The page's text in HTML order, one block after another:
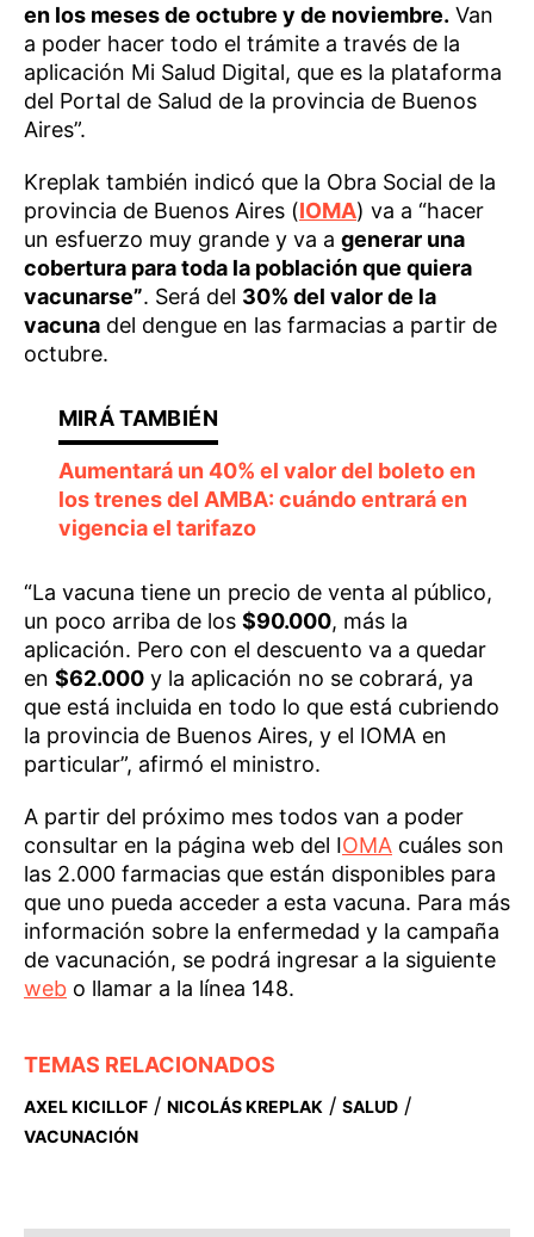
en los meses de octubre y de noviembre. Van
a poder hacer todo el trámite a través de la
aplicación Mi Salud Digital, que es la plataforma
del Portal de Salud de la provincia de Buenos
Aires”.
Kreplak también indicó que la Obra Social de la
provincia de Buenos Aires (IOMA) va a “hacer
un esfuerzo muy grande y va a generar una
cobertura para toda la población que quiera
vacunarse”. Será del 30% del valor de la
vacuna del dengue en las farmacias a partir de
octubre.
Aumentará un 40% el valor del boleto en
los trenes del AMBA: cuándo entrará en
vigencia el tarifazo
“La vacuna tiene un precio de venta al público,
un poco arriba de los $90.000, más la
aplicación. Pero con el descuento va a quedar
en $62.000 y la aplicación no se cobrará, ya
que está incluida en todo lo que está cubriendo
la provincia de Buenos Aires, y el IOMA en
particular”, afirmó el ministro.
A partir del próximo mes todos van a poder
consultar en la página web del IOMA cuáles son
las 2.000 farmacias que están disponibles para
que uno pueda acceder a esta vacuna. Para más
información sobre la enfermedad y la campaña
de vacunación, se podrá ingresar a la siguiente
web o llamar a la línea 148.
TEMAS RELACIONADOS
AXEL KICILLOF / NICOLÁS KREPLAK / SALUD /
VACUNACIÓN